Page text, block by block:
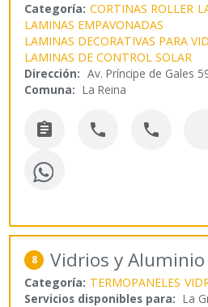
Categoría: CORTINAS ROLLER
LAMINAS EMPAVONADAS
LAMINAS DECORATIVAS PARA
LAMINAS DE CONTROL SOLAR
Dirección: Av. Príncipe de Gales
Comuna: La Reina
  
8 Vidrios y Aluminio
Categoría: TERMOPANELES
Servicios disponibles para: La